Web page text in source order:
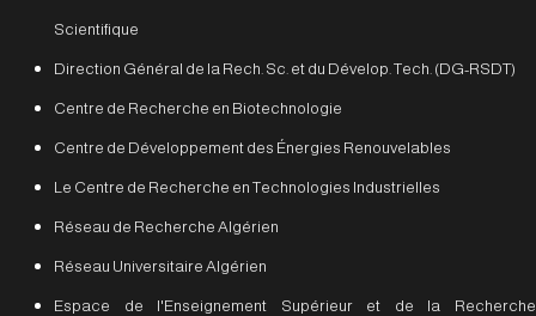
Scientifique
Direction Général de la Rech. Sc. et du Dévelop. Tech. (DG-RSDT)
Centre de Recherche en Biotechnologie
Centre de Développement des Énergies Renouvelables
Le Centre de Recherche en Technologies Industrielles
Réseau de Recherche Algérien
Réseau Universitaire Algérien
Espace de l'Enseignement Supérieur et de la Recherche